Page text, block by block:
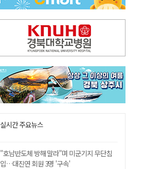
[농지 전수조사 폐해] 농지값도 흔들리나…"도지 막히면 헐값 매물 나올 수도"
실시간 주요뉴스
"호남반도체 방해 말라"며 미군기지 무단침
입…대진연 회원 3명 '구속'